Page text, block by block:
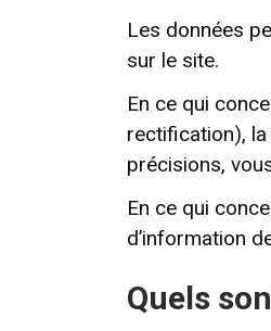
Les données
sur le site.
En ce qui
rectification),
précisions,
En ce qui
d’information
Quels